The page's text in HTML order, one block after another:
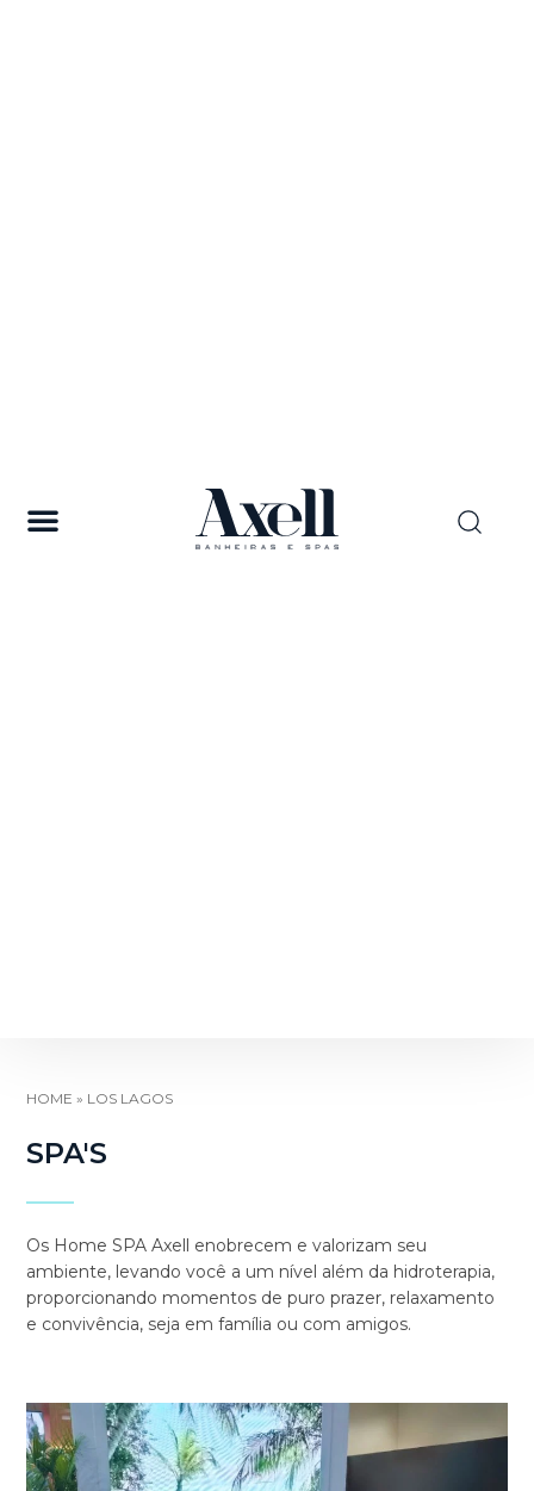
HOME » LOS LAGOS
SPA'S
Os Home SPA Axell enobrecem e valorizam seu
ambiente, levando você a um nível além da hidroterapia,
proporcionando momentos de puro prazer, relaxamento
e convivência, seja em família ou com amigos.